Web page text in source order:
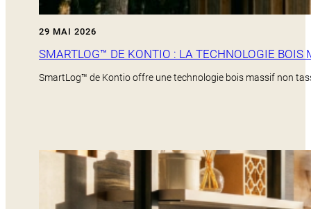
29 MAI 2026
SMARTLOG™ DE KONTIO : LA TECHNOLOGIE BOIS
SmartLog™ de Kontio offre une technologie bois massif non